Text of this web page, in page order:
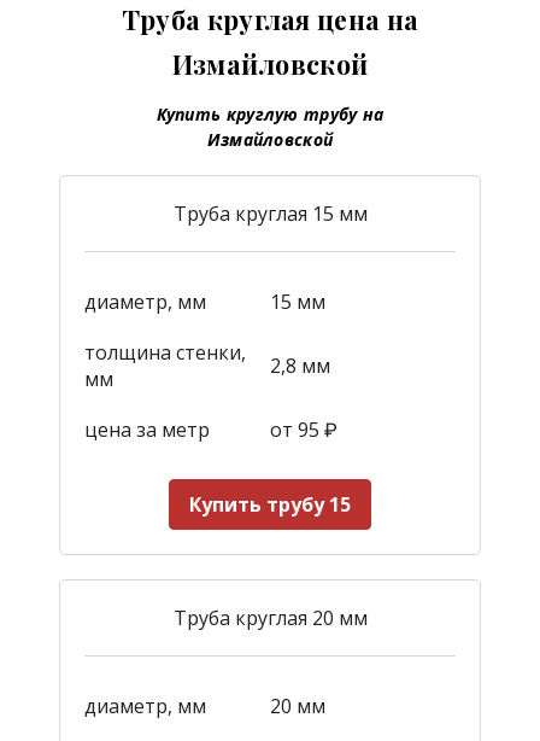
Труба круглая цена на
Измайловской
Купить круглую трубу на
Измайловской
Труба круглая 15 мм
диаметр, мм
15 мм
толщина стенки,
мм
2,8 мм
цена за метр от 95 ₽
Купить трубу 15
Труба круглая 20 мм
диаметр, мм
20 мм